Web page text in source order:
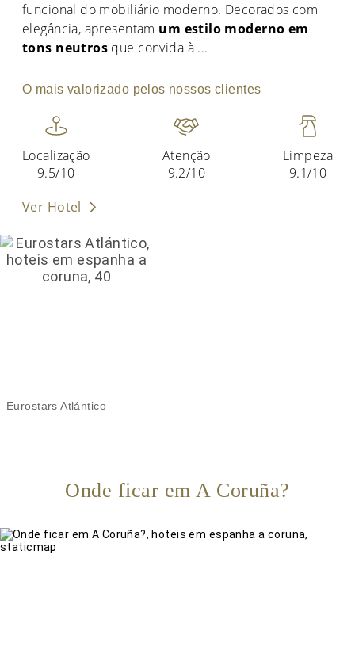
funcional do mobiliário moderno. Decorados com
elegância, apresentam um estilo moderno em
tons neutros que convida à ...
O mais valorizado pelos nossos clientes
Localização
9.5/10
Atenção
9.2/10
Limpeza
9.1/10
Ver Hotel
Eurostars Atlántico
Onde ficar em A Coruña?